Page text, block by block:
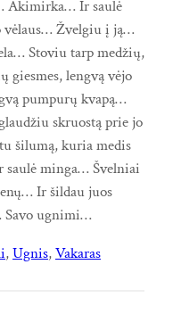
Akimirka… Ir saulė
vėlaus… Žvelgiu į ją…
Stoviu tarp medžių,
giesmes, lengvą vėjo
pumpurų kvapą…
skruostą prie jo
šilumą, kuria medis
minga… Švelniai
Ir šildau juos
Savo ugnimi…
, Ugnis, Vakaras